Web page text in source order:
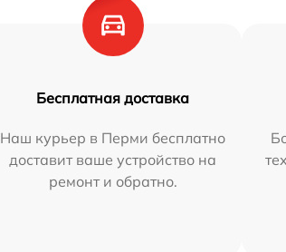
Бесплатная доставка
Наш курьер в Перми бесплатно
доставит ваше устройство на
ремонт и обратно.